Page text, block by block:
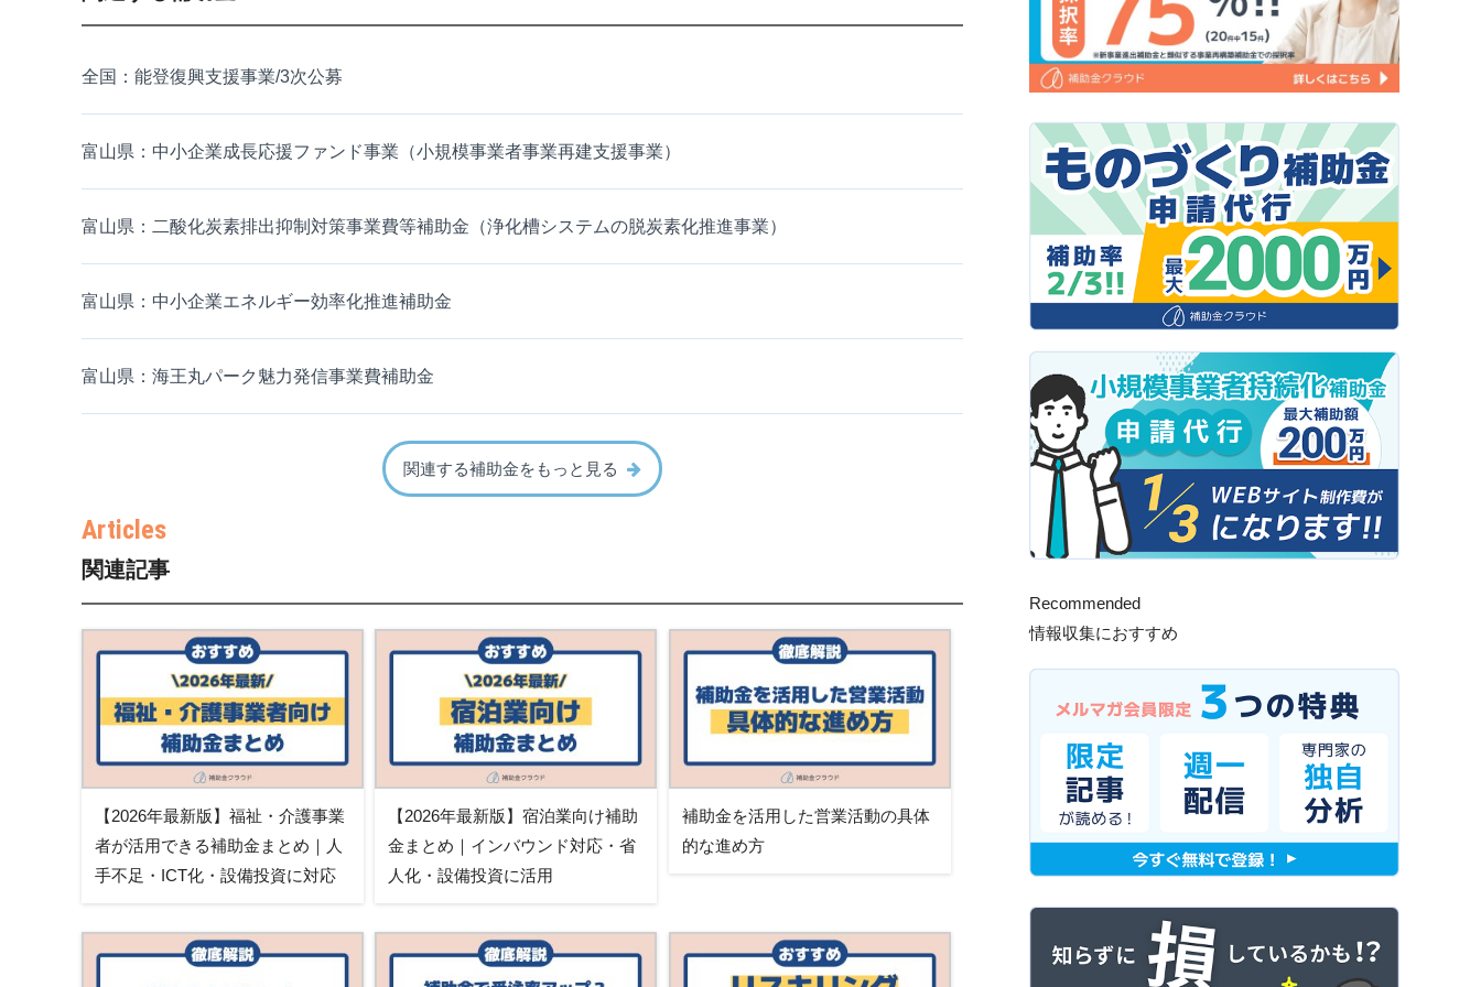
全国：能登復興支援事業/3次公募
富山県：中小企業成長応援ファンド事業（小規模事業者事業再建支援事業）
富山県：二酸化炭素排出抑制対策事業費等補助金（浄化槽システムの脱炭素化推進事業）
富山県：中小企業エネルギー効率化推進補助金
富山県：海王丸パーク魅力発信事業費補助金
関連する補助金をもっと見る
関連記事
【2026年最新版】福祉・介護事業
者が活用できる補助金まとめ｜人
手不足・ICT化・設備投資に対応
【2026年最新版】宿泊業向け補助
金まとめ｜インバウンド対応・省
人化・設備投資に活用
補助金を活用した営業活動の具体
的な進め方
Recommended
情報収集におすすめ